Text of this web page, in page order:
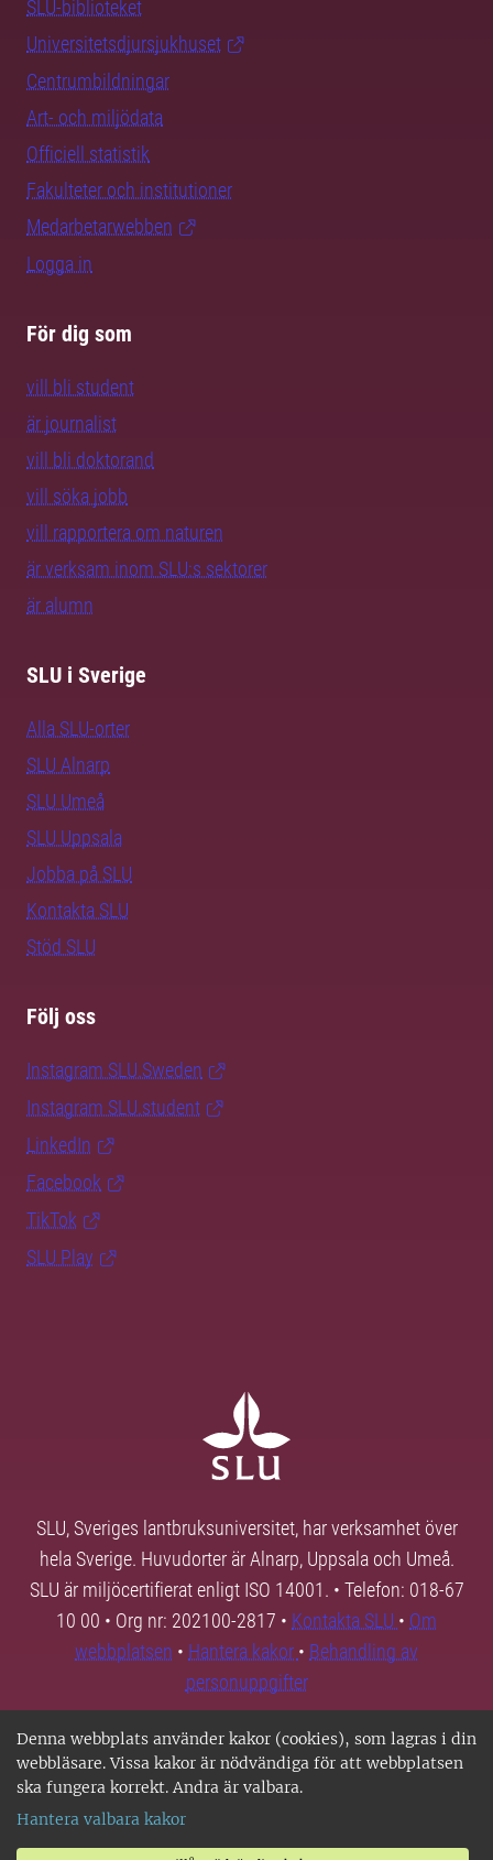
Denna webbplats använder kakor (cookies), som lagras i din
webbläsare. Vissa kakor är nödvändiga för att webbplatsen
ska fungera korrekt. Andra är valbara.
Hantera valbara kakor
SLU-biblioteket
Universitetsdjursjukhuset
Centrumbildningar
Art- och miljödata
Officiell statistik
Fakulteter och institutioner
Medarbetarwebben
Logga in
För dig som
vill bli student
är journalist
vill bli doktorand
vill söka jobb
vill rapportera om naturen
är verksam inom SLU:s sektorer
är alumn
SLU i Sverige
Alla SLU-orter
SLU Alnarp
SLU Umeå
SLU Uppsala
Jobba på SLU
Kontakta SLU
Stöd SLU
Följ oss
Instagram SLU.Sweden
Instagram SLU.student
LinkedIn
Facebook
TikTok
SLU Play
SLU, Sveriges lantbruksuniversitet, har verksamhet över
hela Sverige. Huvudorter är Alnarp, Uppsala och Umeå.
SLU är miljöcertifierat enligt ISO 14001. • Telefon: 018-67
10 00 • Org nr: 202100-2817 • Kontakta SLU • Om
webbplatsen • Hantera kakor • Behandling av
personuppgifter